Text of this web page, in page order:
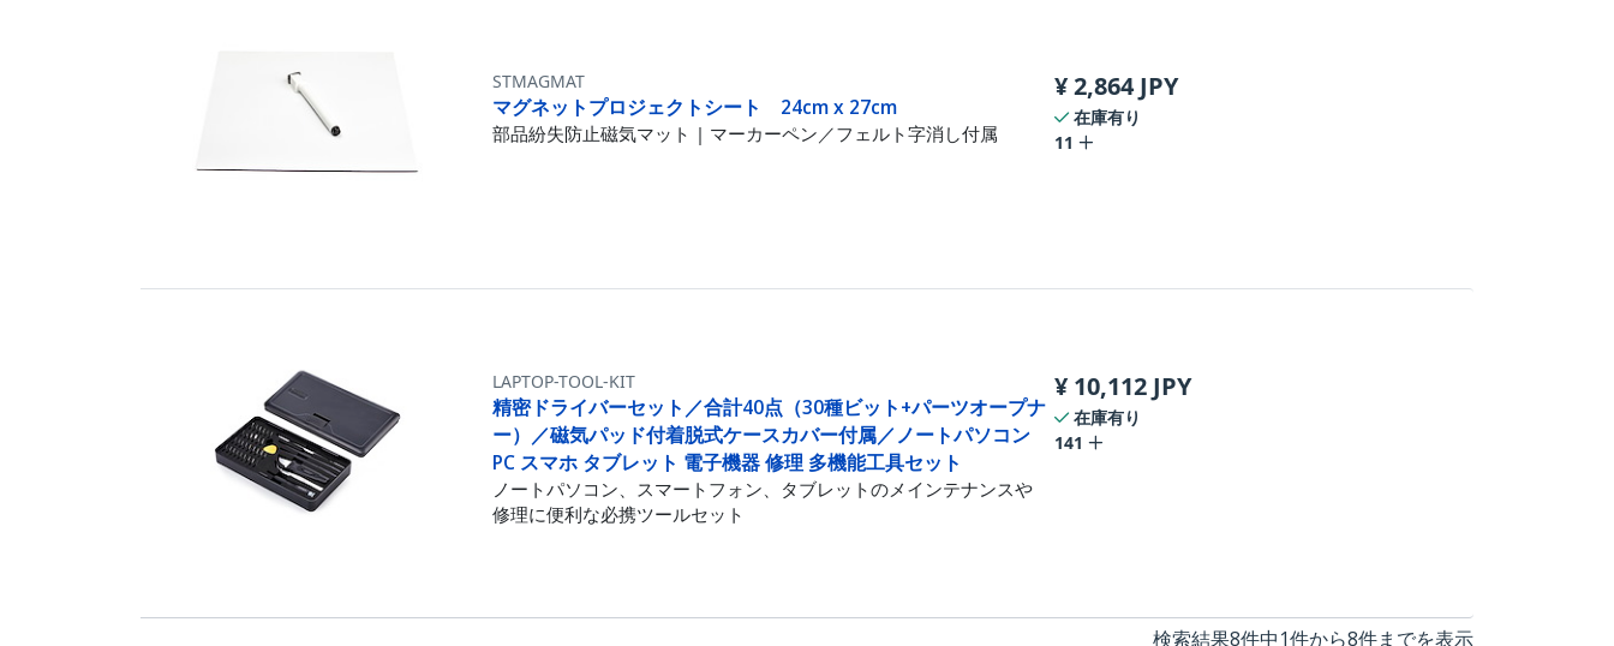
STMAGMAT
マグネットプロジェクトシート 24cm x 27cm
部品紛失防止磁気マット | マーカーペン／フェルト字消し付属
¥2,864 JPY
在庫有り
11
LAPTOP-TOOL-KIT
精密ドライバーセット／合計40点（30種ビット+パーツオープナ
ー）／磁気パッド付着脱式ケースカバー付属／ノートパソコン
PC スマホ タブレット 電子機器 修理 多機能工具セット
ノートパソコン、スマートフォン、タブレットのメインテナンスや
修理に便利な必携ツールセット
¥ 10,112 JPY
在庫有り
141
検索結果8件中1件から8件までを表示